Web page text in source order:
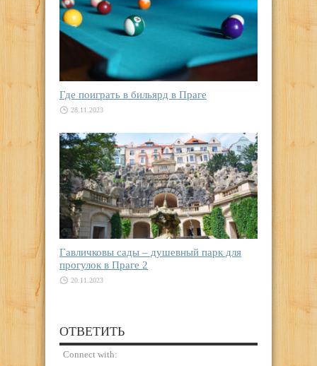
Где поиграть в бильярд в Праге
28.11.2023
Гавличковы сады – душевный парк для
прогулок в Праге 2
20.11.2023
ОТВЕТИТЬ
Connect with: